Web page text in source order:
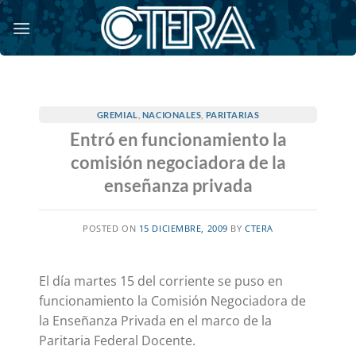
Saltar
al
contenido
GREMIAL NACIONALES PARITARIAS
Entró en funcionamiento la
comisión negociadora de la
enseñanza privada
POSTED ON 15 DICIEMBRE, 2009 BYCTERA
El día martes 15 del corriente se puso en
funcionamiento la Comisión Negociadora de
la Enseñanza Privada en el marco de la
Paritaria Federal Docente.